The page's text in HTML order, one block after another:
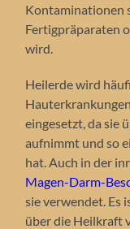
Kontaminationen
Fertigpräparaten
wird.
Heilerde wird
eingesetzt, da sie
aufnimmt und so
hat. Auch in der
Magen-Darm-
sie verwendet. Es
über die Heilkraft